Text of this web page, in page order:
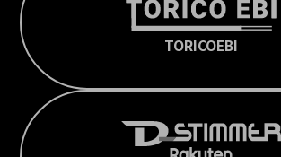
TORICOEBI